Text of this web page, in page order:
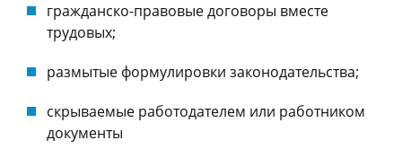
гражданско-правовые договоры вместе
трудовых;
размытые формулировки законодательства;
скрываемые работодателем или работником
документы